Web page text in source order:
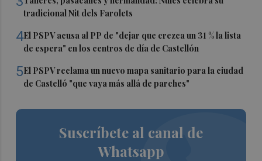
tradicional Nit dels Farolets
4El PSPV acusa al PP de "dejar que crezca un 31 % la lista
de espera" en los centros de día de Castellón
5El PSPV reclama un nuevo mapa sanitario para la ciudad
de Castelló "que vaya más allá de parches"
Suscríbete al canal de
Whatsapp